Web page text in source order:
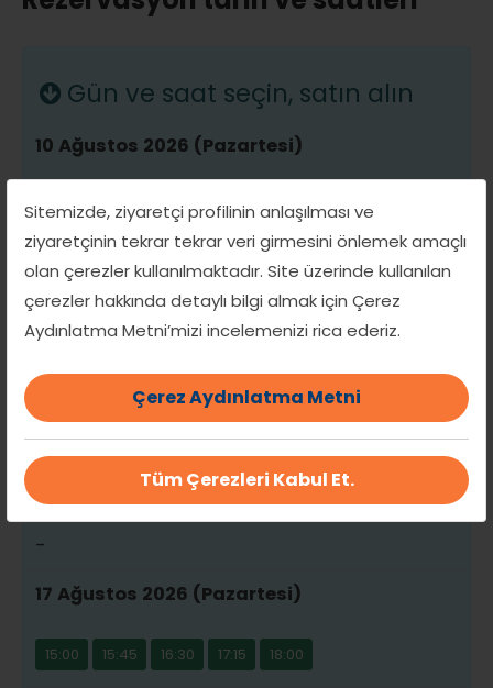
Sitemizde, ziyaretçi profilinin anlaşılması ve
ziyaretçinin tekrar tekrar veri girmesini önlemek amaçlı
olan çerezler kullanılmaktadır. Site üzerinde kullanılan
çerezler hakkında detaylı bilgi almak için Çerez
Aydınlatma Metni’mizi incelemenizi rica ederiz.
Çerez Aydınlatma Metni
Tüm Çerezleri Kabul Et.
Gün ve saat seçin, satın alın
10 Ağustos 2026 (Pazartesi)
15:00 15:45 16:30 17:15 18:00
11 Ağustos 2026 (Salı)
-
12 Ağustos 2026 (Çarşamba)
13 Ağustos 2026 (Perşembe)
-
17 Ağustos 2026 (Pazartesi)
15:00 15:45 16:30 17:15 18:00